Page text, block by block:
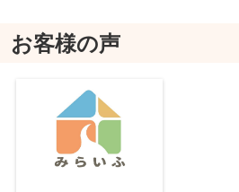
お客様の声